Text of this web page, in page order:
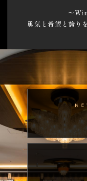
～
勇気と希望と誇り